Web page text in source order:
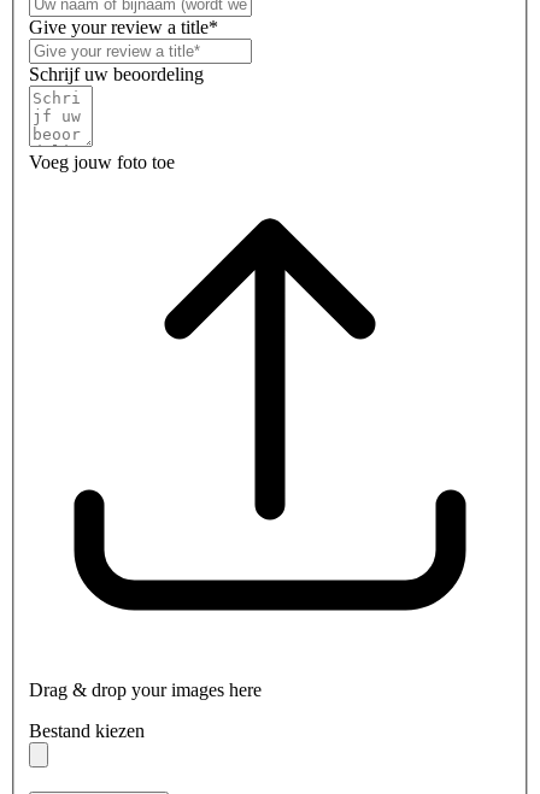
Give your review a title*
Schrijf uw beoordeling
Voeg jouw foto toe
Drag & drop your images here
Bestand kiezen